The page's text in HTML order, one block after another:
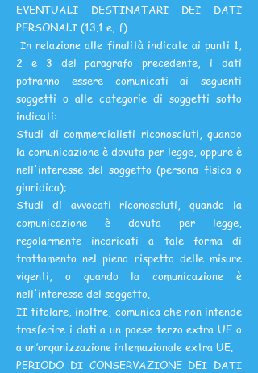
EVENTUALI DESTINATARI DEI DATI
PERSONALI (13.1 e, f)
In relazione alle finalità indicate ai punti 1,
2 e 3 del paragrafo precedente, i dati
potranno essere comunicati ai seguenti
soggetti o alle categorie di soggetti sotto
indicati:
Studi di commercialisti riconosciuti, quando
la comunicazione è dovuta per legge, oppure è
nell'interesse del soggetto (persona fisica o
giuridica);
Studi di avvocati riconosciuti, quando la
comunicazione è dovuta per legge,
regolarmente incaricati a tale forma di
trattamento nel pieno rispetto delle misure
vigenti, o quando la comunicazione è
nell'interesse del soggetto.
II titolare, inoltre, comunica che non intende
trasferire i dati a un paese terzo extra UE o
a un’organizzazione intemazionale extra UE.
PERIODO DI CONSERVAZIONE DEI DATI